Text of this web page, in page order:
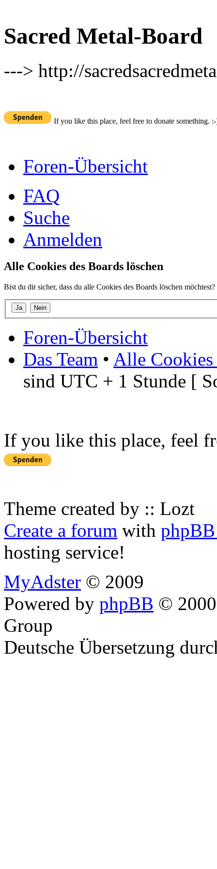
Sacred Metal-Board
---> http://
If you like this place, feel free to donate something.
Foren-Übersicht
FAQ
Suche
Anmelden
Alle Cookies des Boards löschen
Bist du dir sicher, dass du alle Cookies des Boards löschen möchtest?
Foren-Übersicht
Das Team • Alle Cookies
sind UTC + 1 Stunde [
If you like this place, feel
Theme created by :: Lozt
Create a forum with
hosting service!
MyAdster © 2009
Powered by phpBB ©
Group
Deutsche Übersetzung